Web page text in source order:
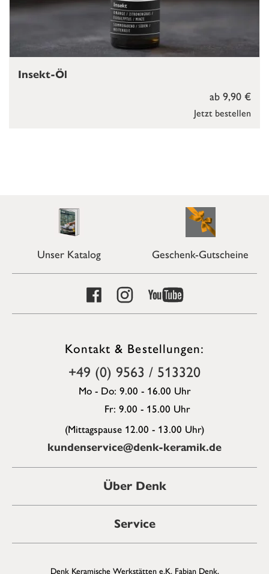
Jetzt bestellen
ab 9,90 €
Insekt-Öl
Unser Katalog Geschenk-Gutscheine
Kontakt & Bestellungen:
+49 (0) 9563 / 513320
Mo - Do: 9.00 - 16.00 Uhr
Fr: 9.00 - 15.00 Uhr
(Mittagspause 12.00 - 13.00 Uhr)
kundenservice@denk-keramik.de
Über Denk
Service
Denk Keramische Werkstätten e.K. Fabian Denk,